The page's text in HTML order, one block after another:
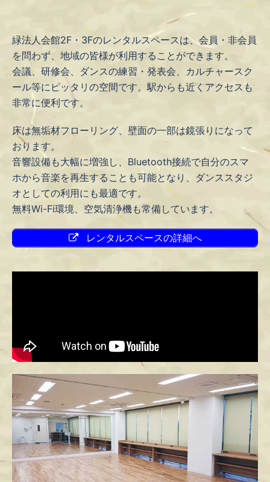
緑法人会館2F・3Fのレンタルスペースは、会員・非会員
を問わず、地域の皆様が利用することができます。
会議、研修会、ダンスの練習・発表会、カルチャースク
ール等にピッタリの空間です。駅からも近くアクセスも
非常に便利です。
床は無垢材フローリング、壁面の一部は鏡張りになって
おります。
音響設備も大幅に増強し、Bluetooth接続で自分のスマ
ホから音楽を再生することも可能となり、ダンススタジ
オとしての利用にも最適です。
無料Wi-Fi環境、空気清浄機も常備しています。
レンタルスペースの詳細へ